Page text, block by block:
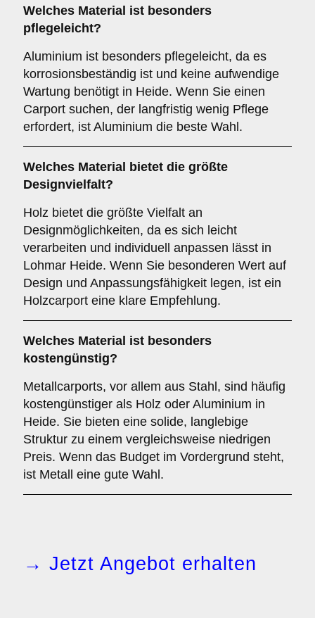
Welches Material ist besonders
pflegeleicht?
Aluminium ist besonders pflegeleicht, da es
korrosionsbeständig ist und keine aufwendige
Wartung benötigt in Heide. Wenn Sie einen
Carport suchen, der langfristig wenig Pflege
erfordert, ist Aluminium die beste Wahl.
Welches Material bietet die größte
Designvielfalt?
Holz bietet die größte Vielfalt an
Designmöglichkeiten, da es sich leicht
verarbeiten und individuell anpassen lässt in
Lohmar Heide. Wenn Sie besonderen Wert auf
Design und Anpassungsfähigkeit legen, ist ein
Holzcarport eine klare Empfehlung.
Welches Material ist besonders
kostengünstig?
Metallcarports, vor allem aus Stahl, sind häufig
kostengünstiger als Holz oder Aluminium in
Heide. Sie bieten eine solide, langlebige
Struktur zu einem vergleichsweise niedrigen
Preis. Wenn das Budget im Vordergrund steht,
ist Metall eine gute Wahl.
→ Jetzt Angebot erhalten